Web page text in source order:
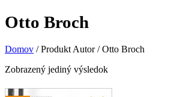
Otto Broch
Domov /Produkt Autor/Otto Broch
Zobrazený jediný výsledok